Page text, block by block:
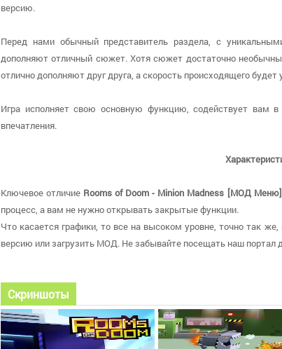
версию.
Перед нами обычный представитель раздела, с
дополняют отличный сюжет. Хотя сюжет достаточно
отлично дополняют друг друга, а скорость происходящего будет
Игра исполняет свою основную функцию, содействует вам
впечатления.
Ключевое отличие Rooms of Doom - Minion Madness [МОД Меню]
процесс, а вам не нужно открывать закрытые функции.
Что касается графики, то все на высоком уровне, точно так
версию или загрузить МОД. Не забывайте посещать наш портал
Скриншоты